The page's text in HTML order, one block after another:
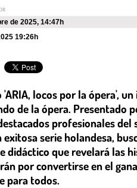
de 2025, 14:47h
19:26h
'ARIA, locos por la ópera',
de la ópera. Presentado
profesionales del
serie holandesa,
didáctico que revelará las
por convertirse en el
para todos.